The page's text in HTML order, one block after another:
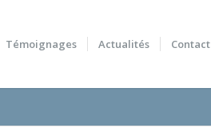
Témoignages Actualités Contact